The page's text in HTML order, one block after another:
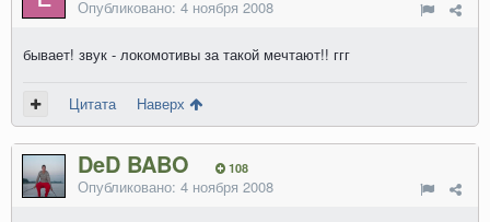
Опубликовано: 4 ноября 2008
бывает! звук - локомотивы за такой мечтают!! ггг
Цитата Наверх
DeD BABO 108
Опубликовано: 4 ноября 2008